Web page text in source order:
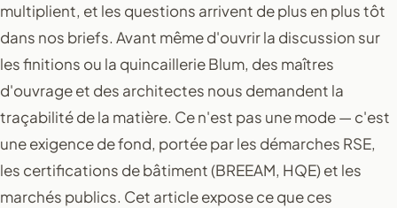
multiplient, et les questions arrivent de plus en plus tôt
dans nos briefs. Avant même d'ouvrir la discussion sur
les finitions ou la quincaillerie Blum, des maîtres
d'ouvrage et des architectes nous demandent la
traçabilité de la matière. Ce n'est pas une mode — c'est
une exigence de fond, portée par les démarches RSE,
les certifications de bâtiment (BREEAM, HQE) et les
marchés publics. Cet article expose ce que ces